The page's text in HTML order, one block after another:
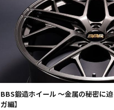
BBS鍛造ホイール 〜金属の秘密に
ガ編】